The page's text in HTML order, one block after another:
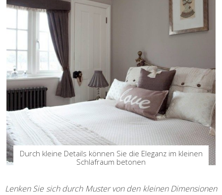
Durch kleine Details können Sie die Eleganz im kleinen
Schlafraum betonen
Lenken Sie sich durch Muster von den kleinen Dimensionen